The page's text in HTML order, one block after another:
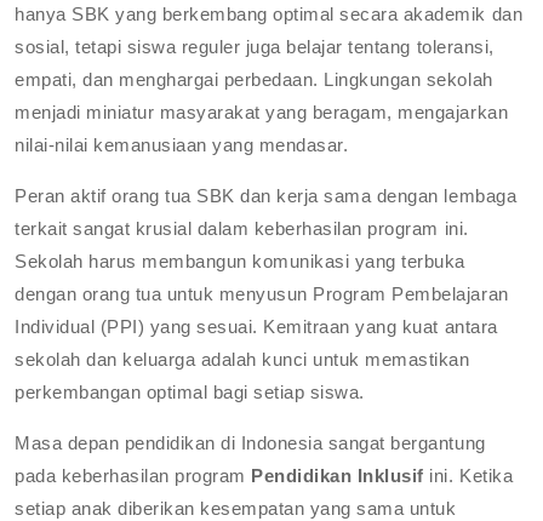
hanya SBK yang berkembang optimal secara akademik dan
sosial, tetapi siswa reguler juga belajar tentang toleransi,
empati, dan menghargai perbedaan. Lingkungan sekolah
menjadi miniatur masyarakat yang beragam, mengajarkan
nilai-nilai kemanusiaan yang mendasar.
Peran aktif orang tua SBK dan kerja sama dengan lembaga
terkait sangat krusial dalam keberhasilan program ini.
Sekolah harus membangun komunikasi yang terbuka
dengan orang tua untuk menyusun Program Pembelajaran
Individual (PPI) yang sesuai. Kemitraan yang kuat antara
sekolah dan keluarga adalah kunci untuk memastikan
perkembangan optimal bagi setiap siswa.
Masa depan pendidikan di Indonesia sangat bergantung
pada keberhasilan program Pendidikan Inklusif ini. Ketika
setiap anak diberikan kesempatan yang sama untuk